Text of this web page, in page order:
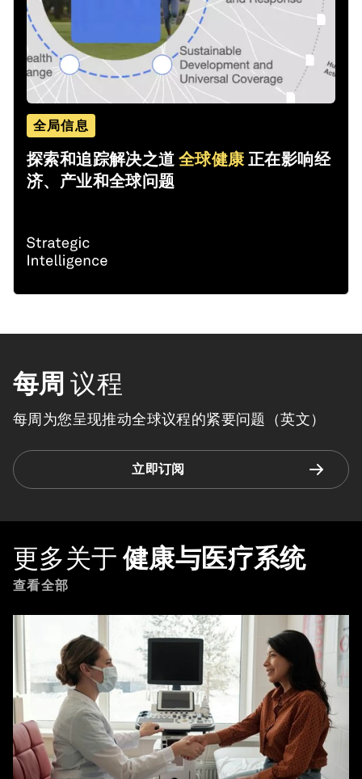
全局信息
探索和追踪解决之道全球健康正在影响经
济、产业和全球问题
每周 议程
每周为您呈现推动全球议程的紧要问题（英文）
立即订阅
更多关于 健康与医疗系统
查看全部